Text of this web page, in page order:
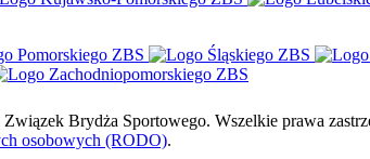
Brydża Sportowego. Wszelkie prawa
osobowych (RODO).